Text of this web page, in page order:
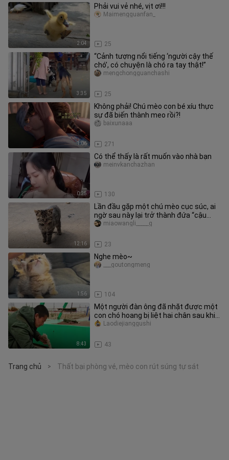
2:04
Phải vui vẻ nhé, vịt ơi!!!
25
Maimengguanfan_
3:35
“Cảnh tượng nổi tiếng ‘người cậy thế
chó’, có chuyện là chó ra tay thật!”
25
mengchongguanchashi
1:06
Không phải! Chú mèo con bé xíu thực
sự đã biến thành meo rồi?!
271
baixunaaa
0:25
Có thể thấy là rất muốn vào nhà bạn
130
meinvkanchazhan
12:16
Lần đầu gặp một chú mèo cục súc, ai
ngờ sau này lại trở thành đứa “cậu
nhỏ” bám chủ nhất
23
miaowangli_____g
1:56
Nghe mèo~
104
___goutongmeng
8:43
Một người đàn ông đã nhặt được một
con chó hoang bị liệt hai chân sau khi
đang đạp xe và chở nó qua
43
Laodiejianggushi
Trang chủ > Thất bại phòng vé, mèo con rút súng tự sát